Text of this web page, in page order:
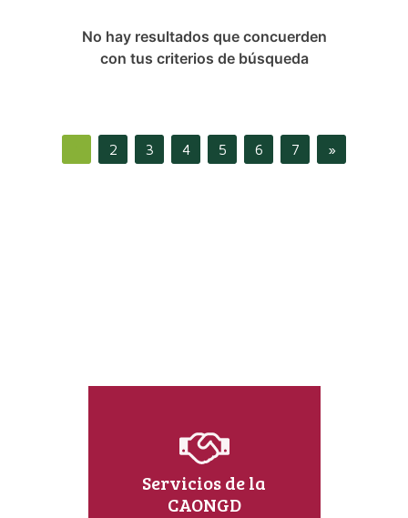
No hay resultados que concuerden
con tus criterios de búsqueda
2 3 4 5 6 7 »
Servicios de la
CAONGD